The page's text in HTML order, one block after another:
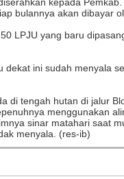
bulannya akan dibayar
LPJU yang baru
dekat ini sudah menyala
di tengah hutan di jalur
menggunakan
sinar matahari saat
menyala. (res-ib)